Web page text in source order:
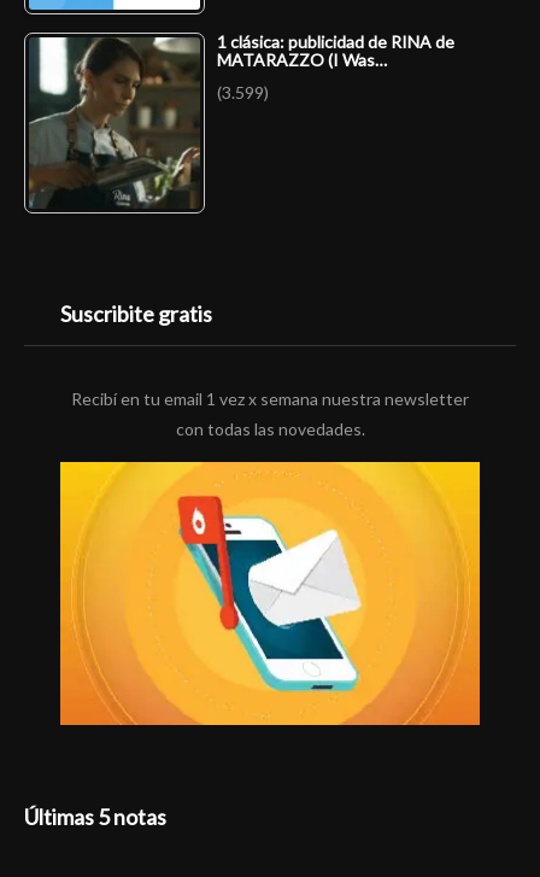
1 clásica: publicidad de RINA de
MATARAZZO (I Was…
(3.599)
Suscribite gratis
Recibí en tu email 1 vez x semana nuestra newsletter
con todas las novedades.
Últimas 5 notas